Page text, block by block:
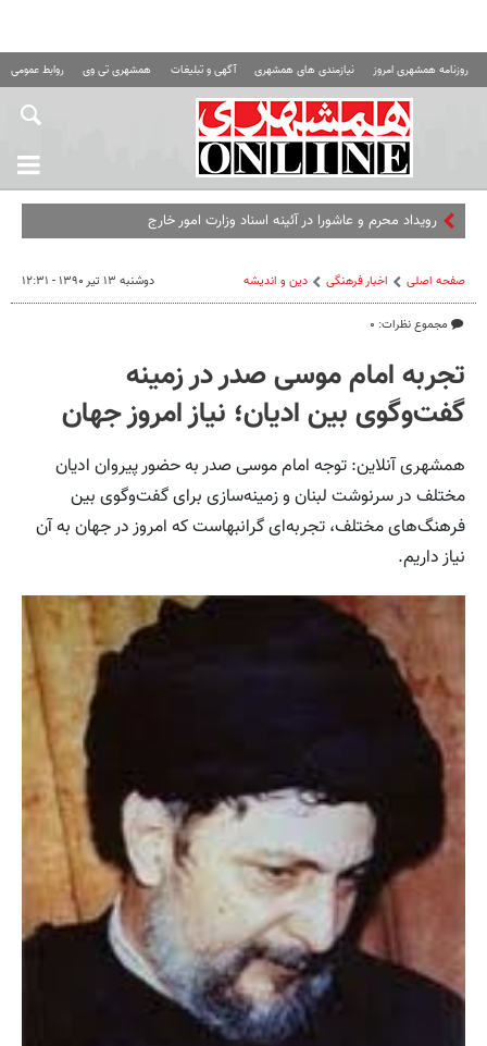
روزنامه همشهری امروز نیازمندی های همشهری آگهی و تبلیغات همشهری تی وی روابط عمومی
رویداد محرم و عاشورا در آئینه اسناد وزارت امور خارجه
صفحه اصلی اخبار فرهنگی دین و اندیشه
مجموع نظرات: ۰
دوشنبه ۱۳ تیر ۱۳۹۰ - ۱۲:۳۱
تجربه امام موسی صدر در زمینه
گفت‌وگوی بین ادیان؛ نیاز امروز جهان
همشهری آنلاین: توجه امام موسی صدر به حضور پیروان ادیان
مختلف در سرنوشت لبنان و زمینه‌سازی برای گفت‌وگوی بین
فرهنگ‌های مختلف، تجربه‌ای گرانبهاست که امروز در جهان به آن
نیاز داریم.